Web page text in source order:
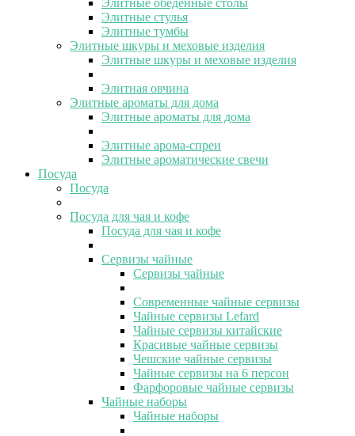
Элитные стулья
Элитные тумбы
Элитные шкуры и меховые изделия
Элитные шкуры и меховые изделия
Элитная овчина
Элитные ароматы для дома
Элитные ароматы для дома
Элитные арома-спреи
Элитные ароматические свечи
Посуда
Посуда
Посуда для чая и кофе
Посуда для чая и кофе
Сервизы чайные
Сервизы чайные
Современные чайные сервизы
Чайные сервизы Lefard
Чайные сервизы китайские
Красивые чайные сервизы
Чешские чайные сервизы
Чайные сервизы на 6 персон
Фарфоровые чайные сервизы
Чайные наборы
Чайные наборы